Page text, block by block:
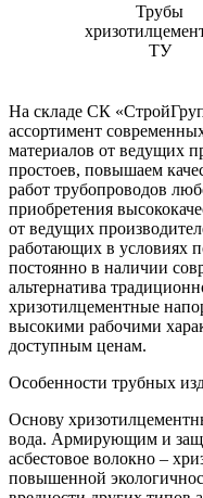
Трубы
ТУ
На складе СК
ассортимент
материалов от ведущих
простоев, повышаем
работ трубопроводов
приобретения
от ведущих
работающих в условиях
постоянно в наличии
альтернатива
хризотилцементные
высокими рабочими
доступным ценам.
Особенности трубных
Основу
вода. Армирующим и
асбестовое волокно –
повышенной